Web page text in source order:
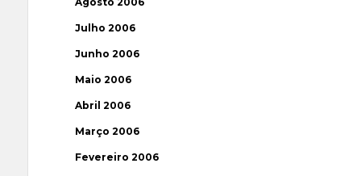
Julho 2006
Junho 2006
Maio 2006
Abril 2006
Março 2006
Fevereiro 2006